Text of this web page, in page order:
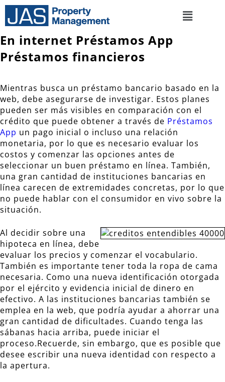
En internet Préstamos App
Préstamos financieros
Mientras busca un préstamo bancario basado en la
web, debe asegurarse de investigar. Estos planes
pueden ser más visibles en comparación con el
crédito que puede obtener a través de Préstamos
App un pago inicial o incluso una relación
monetaria, por lo que es necesario evaluar los
costos y comenzar las opciones antes de
seleccionar un buen préstamo en línea. También,
una gran cantidad de instituciones bancarias en
línea carecen de extremidades concretas, por lo que
no puede hablar con el consumidor en vivo sobre la
situación.
Al decidir sobre una
hipoteca en línea, debe
evaluar los precios y comenzar el vocabulario.
También es importante tener toda la ropa de cama
necesaria. Como una nueva identificación otorgada
por el ejército y evidencia inicial de dinero en
efectivo. A las instituciones bancarias también se
emplea en la web, que podría ayudar a ahorrar una
gran cantidad de dificultades. Cuando tenga las
sábanas hacia arriba, puede iniciar el
proceso.Recuerde, sin embargo, que es posible que
desee escribir una nueva identidad con respecto a
la apertura.